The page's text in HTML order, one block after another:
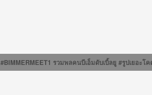
#BIMMERMEET1 รวมพลคนบีเอ็มดับเบิ้ลยู #รูปเยอะโค